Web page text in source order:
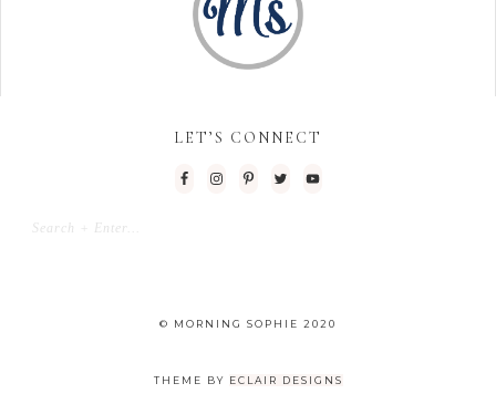
LET’S CONNECT
© MORNING SOPHIE 2020
THEME BY ECLAIR DESIGNS